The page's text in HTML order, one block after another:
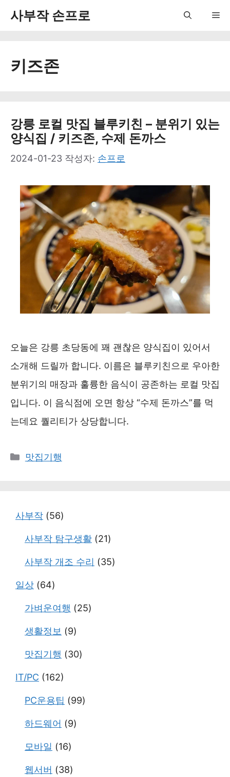
사부작 손프로
키즈존
강릉 로컬 맛집 블루키친 – 분위기 있는
양식집 / 키즈존, 수제 돈까스
2024-01-23 작성자: 손프로
오늘은 강릉 초당동에 꽤 괜찮은 양식집이 있어서
소개해 드릴까 합니다. 이름은 블루키친으로 우아한
분위기의 매장과 훌륭한 음식이 공존하는 로컬 맛집
입니다. 이 음식점에 오면 항상 “수제 돈까스”를 먹
는데요 퀄리티가 상당합니다.
카
맛집기행
사부작 (56)
사부작 탐구생활 (21)
사부작 개조 수리 (35)
일상 (64)
가벼운여행 (25)
생활정보 (9)
맛집기행 (30)
IT/PC (162)
PC운용팁 (99)
하드웨어 (9)
모바일 (16)
웹서버 (38)